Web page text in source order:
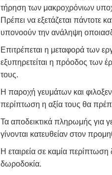
τήρηση των μακροχρόνιων
Πρέπει να εξετάζεται
υπονοούν την ανάληψη
Επιτρέπεται η μεταφορά των
εξυπηρετείται η πρόοδος των
τους.
Η παροχή γευμάτων και
περίπτωση η αξία τους θα
Τα αποδεικτικά πληρωμής για
γίνονται κατευθείαν στον
Η εταιρεία σε καμία
δωροδοκία.